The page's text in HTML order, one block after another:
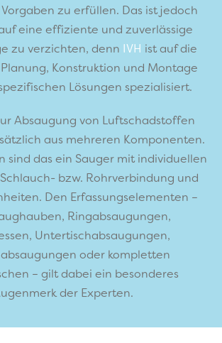
zu erfüllen. Das ist jedoch
eine effiziente und zuverlässige
zu verzichten, denn IVH ist auf die
Konstruktion und Montage
Lösungen spezialisiert.
Absaugung von Luftschadstoffen
aus mehreren Komponenten.
sind das ein Sauger mit individuellen
bzw. Rohrverbindung und
Den Erfassungselementen –
Ringabsaugungen,
Untertischabsaugungen,
oder kompletten
– gilt dabei ein besonderes
der Experten.